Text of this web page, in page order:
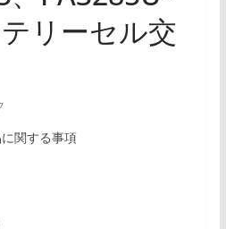
リーセル交
関する事項